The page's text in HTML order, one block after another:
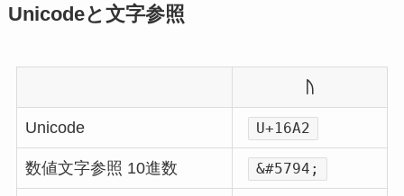
Unicodeと文字参照
ᚢ
Unicode U+16A2
数値文字参照 10進数 &#5794;